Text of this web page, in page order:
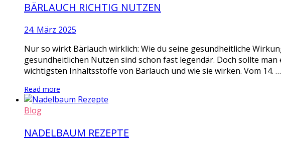
BÄRLAUCH RICHTIG NUTZEN
24. März 2025
Nur so wirkt Bärlauch wirklich: Wie du seine gesundheitliche
gesundheitlichen Nutzen sind schon fast legendär. Doch sollte
wichtigsten Inhaltsstoffe von Bärlauch und wie sie wirken. Vom 14. …
Read more
Blog
NADELBAUM REZEPTE